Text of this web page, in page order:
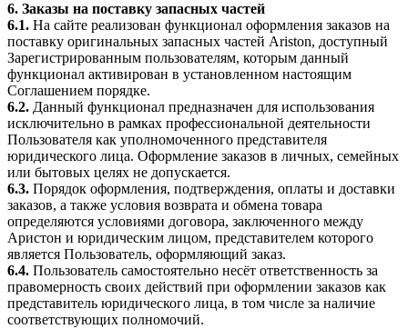
6. Заказы на поставку запасных частей
6.1. На сайте реализован функционал оформления заказов на
поставку оригинальных запасных частей Ariston, доступный
Зарегистрированным пользователям, которым данный
функционал активирован в установленном настоящим
Соглашением порядке.
6.2. Данный функционал предназначен для использования
исключительно в рамках профессиональной деятельности
Пользователя как уполномоченного представителя
юридического лица. Оформление заказов в личных, семейных
или бытовых целях не допускается.
6.3. Порядок оформления, подтверждения, оплаты и доставки
заказов, а также условия возврата и обмена товара
определяются условиями договора, заключенного между
Аристон и юридическим лицом, представителем которого
является Пользователь, оформляющий заказ.
6.4. Пользователь самостоятельно несёт ответственность за
правомерность своих действий при оформлении заказов как
представитель юридического лица, в том числе за наличие
соответствующих полномочий.